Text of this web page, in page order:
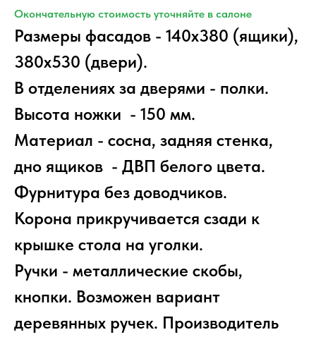
Окончательную стоимость уточняйте в салоне
Размеры фасадов - 140х380 (ящики),
380х530 (двери).
В отделениях за дверями - полки.
Высота ножки - 150 мм.
Материал - сосна, задняя стенка,
дно ящиков - ДВП белого цвета.
Фурнитура без доводчиков.
Корона прикручивается сзади к
крышке стола на уголки.
Ручки - металлические скобы,
кнопки. Возможен вариант
деревянных ручек. Производитель